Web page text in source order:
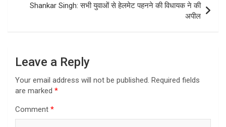
Shankar Singh: सभी युवाओं से हेलमेट पहनने की विधायक ने की
अपील
Leave a Reply
Your email address will not be published. Required fields
are marked *
Comment *